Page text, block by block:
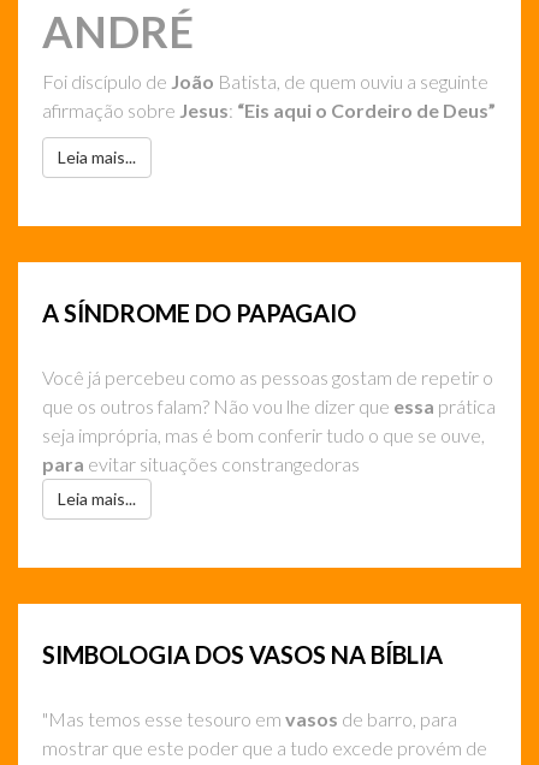
ANDRÉ
Foi discípulo de João Batista, de quem ouviu a seguinte
afirmação sobre Jesus: “Eis aqui o Cordeiro de Deus”
Leia mais...
A SÍNDROME DO PAPAGAIO
Você já percebeu como as pessoas gostam de repetir o
que os outros falam? Não vou lhe dizer que essa prática
seja imprópria, mas é bom conferir tudo o que se ouve,
para evitar situações constrangedoras
Leia mais...
SIMBOLOGIA DOS VASOS NA BÍBLIA
"Mas temos esse tesouro em vasos de barro, para
mostrar que este poder que a tudo excede provém de